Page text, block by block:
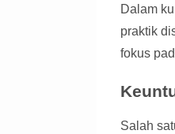
Dalam
praktik
fokus
Salah